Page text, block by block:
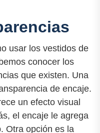
usar los vestidos de
conocer los
que existen. Una
de encaje.
un efecto visual
el encaje le agrega
Otra opción es la